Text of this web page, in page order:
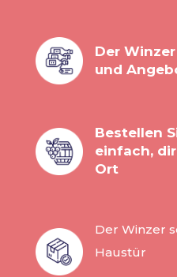
Der
und
Bestellen
einfach,
Ort
Der Winzer
Haustür